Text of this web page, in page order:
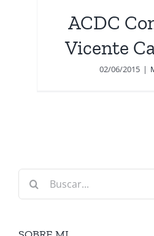
ACDC
Vicente
02/06/2015 |
Buscar: